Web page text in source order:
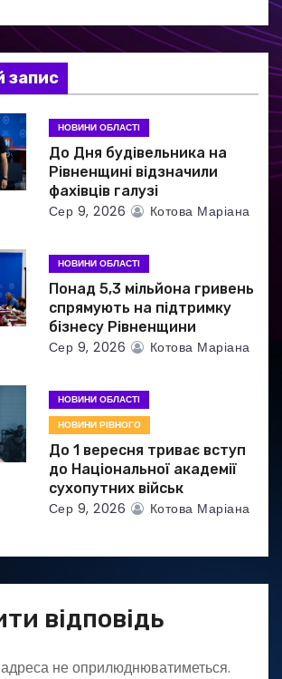
запис
НОВИНИ ОБЛАСТІ
До Дня будівельника на
Рівненщині відзначили
фахівців галузі
Сер 9, 2026 Котова Маріана
НОВИНИ ОБЛАСТІ
Понад 5,3 мільйона гривень
спрямують на підтримку
бізнесу Рівненщини
Сер 9, 2026 Котова Маріана
НОВИНИ ОБЛАСТІ
НОВИНИ РІВНОГО
До 1 вересня триває вступ
до Національної академії
сухопутних військ
Сер 9, 2026 Котова Маріана
відповідь
не оприлюднюватиметься.